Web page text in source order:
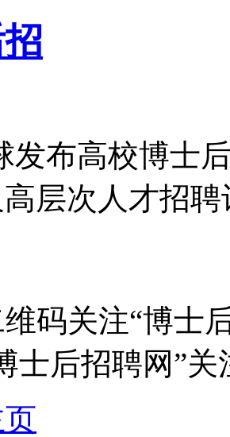
发布高校博士
层次人才招聘
码关注“博士
士后招聘网”关